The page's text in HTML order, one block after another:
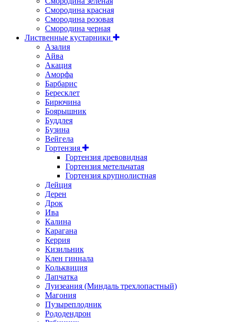
Смородина красная
Смородина розовая
Смородина черная
Лиственные кустарники
Азалия
Айва
Акация
Аморфа
Барбарис
Бересклет
Бирючина
Боярышник
Буддлея
Бузина
Вейгела
Гортензия
Гортензия древовидная
Гортензия метельчатая
Гортензия крупнолистная
Дейция
Дерен
Дрок
Ива
Калина
Карагана
Керрия
Кизильник
Клен гиннала
Кольквиция
Лапчатка
Луизеания (Миндаль трехлопастный)
Магония
Пузыреплодник
Рододендрон